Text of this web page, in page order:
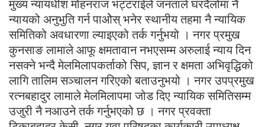
मुख्य न्यायधीश मोहनराज भट्टराईले जनताले घरदैलोमा नै
न्यायको अनुभुति गर्न पाओेस् भनेर स्थानीय तहमा नै न्यायिक
समितिको अवधारणा ल्याइएको तर्क गर्नुभयो । नगर प्रमुख
कुनसाङ लामाले आफू क्षमतावान नभएसम्म अरुलाई न्याय दिन
नसक्ने भन्दै मेलमिलापकर्ताको सिप, ज्ञान र क्षमता अभिवृद्धिको
लागि तालिम सञ्चालन गरिएको बताउनुभयो । नगर उपप्रमुख
रत्नबहादुर लामाले मेलमिलापमा जोड दिए न्यायिक समितिसम्म
उजुरी नै नआउने तर्क गर्नुभएको छ । नगर प्रवक्ता